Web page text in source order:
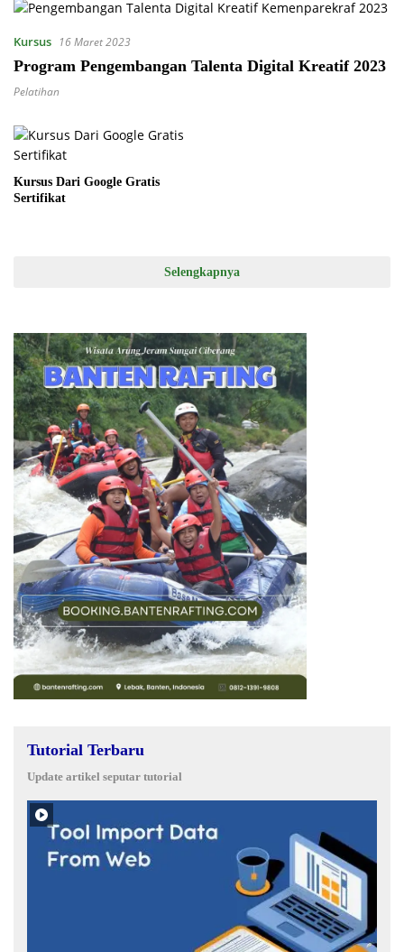
Kursus 16 Maret 2023
Program Pengembangan Talenta Digital Kreatif 2023
Pelatihan
Kursus Dari Google Gratis
Sertifikat
Selengkapnya
Tutorial Terbaru
Update artikel seputar tutorial